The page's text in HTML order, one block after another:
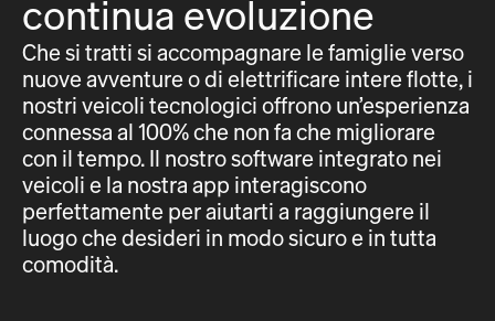
continua evoluzione
Che si tratti si accompagnare le famiglie verso
nuove avventure o di elettrificare intere flotte, i
nostri veicoli tecnologici offrono un’esperienza
connessa al 100% che non fa che migliorare
con il tempo. Il nostro software integrato nei
veicoli e la nostra app interagiscono
perfettamente per aiutarti a raggiungere il
luogo che desideri in modo sicuro e in tutta
comodità.